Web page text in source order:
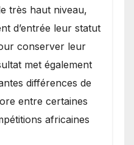
très haut niveau,
d’entrée leur statut
conserver leur
met également
différences de
entre certaines
africaines